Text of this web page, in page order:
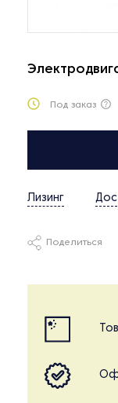
Под заказ
Лизинг
Поделиться